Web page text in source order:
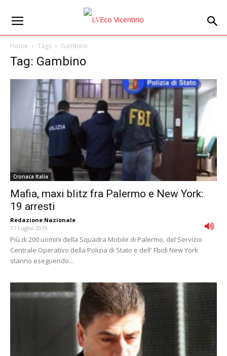
Home Tags Gambino
Tag: Gambino
Cronaca Italia
Mafia, maxi blitz fra Palermo e New York:
19 arresti
Redazione Nazionale -
17 Luglio 2019
Più di 200 uomini della Squadra Mobile di Palermo, del Servizio
Centrale Operativo della Polizia di Stato e dell' Fbidi New York
stanno eseguendo...